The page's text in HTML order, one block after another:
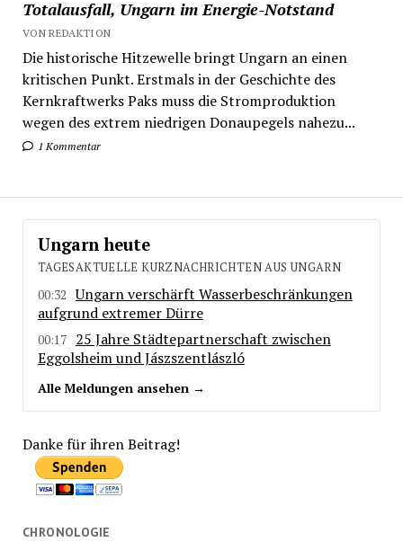
Totalausfall, Ungarn im Energie-Notstand
VON REDAKTION
Die historische Hitzewelle bringt Ungarn an einen
kritischen Punkt. Erstmals in der Geschichte des
Kernkraftwerks Paks muss die Stromproduktion
wegen des extrem niedrigen Donaupegels nahezu...
1 Kommentar
Ungarn heute
TAGESAKTUELLE KURZNACHRICHTEN AUS UNGARN
00:32
Ungarn verschärft Wasserbeschränkungen
aufgrund extremer Dürre
00:17
25 Jahre Städtepartnerschaft zwischen
Eggolsheim und Jászszentlászló
Alle Meldungen ansehen →
Danke für ihren Beitrag!
CHRONOLOGIE